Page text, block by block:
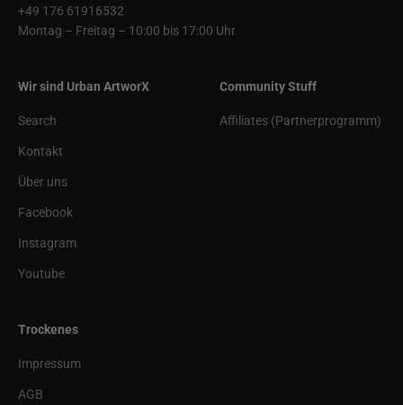
+49 176 61916532
Montag – Freitag – 10:00 bis 17:00 Uhr
Wir sind Urban ArtworX
Search
Kontakt
Über uns
Facebook
Instagram
Youtube
Community Stuff
Affiliates (Partnerprogramm)
Trockenes
Impressum
AGB